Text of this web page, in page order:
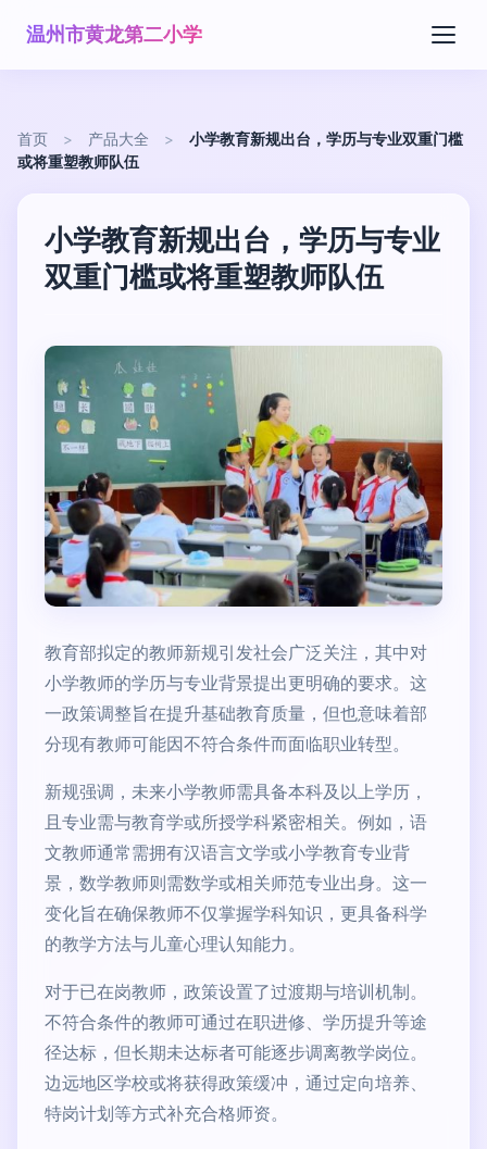
温州市黄龙第二小学
首页 > 产品大全 >
小学教育新规出台，学历与专业双重门槛
或将重塑教师队伍
小学教育新规出台，学历与专业
双重门槛或将重塑教师队伍
教育部拟定的教师新规引发社会广泛关注，其中对
小学教师的学历与专业背景提出更明确的要求。这
一政策调整旨在提升基础教育质量，但也意味着部
分现有教师可能因不符合条件而面临职业转型。
新规强调，未来小学教师需具备本科及以上学历，
且专业需与教育学或所授学科紧密相关。例如，语
文教师通常需拥有汉语言文学或小学教育专业背
景，数学教师则需数学或相关师范专业出身。这一
变化旨在确保教师不仅掌握学科知识，更具备科学
的教学方法与儿童心理认知能力。
对于已在岗教师，政策设置了过渡期与培训机制。
不符合条件的教师可通过在职进修、学历提升等途
径达标，但长期未达标者可能逐步调离教学岗位。
边远地区学校或将获得政策缓冲，通过定向培养、
特岗计划等方式补充合格师资。